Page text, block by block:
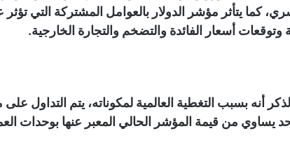
كما يتأثر مؤشر الدولار بالعوامل المشتركة التي تؤثر
وتوقعات أسعار الفائدة والتضخم والتجارة الخارجية.
أنه بسبب التغطية العالمية لمكوناته، يتم التداول
يساوي من قيمة المؤشر الحالي المعبر عنها بوحدات